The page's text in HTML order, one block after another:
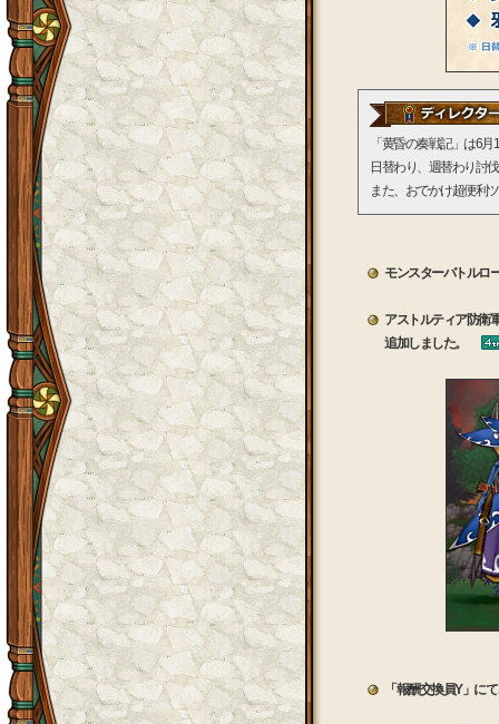
「黄昏の奏戦記」は6
日替わり、週替わり討
また、おでかけ超便利
モンスターバトル
アストルティア防衛
追加しました。
「報酬交換員Y」